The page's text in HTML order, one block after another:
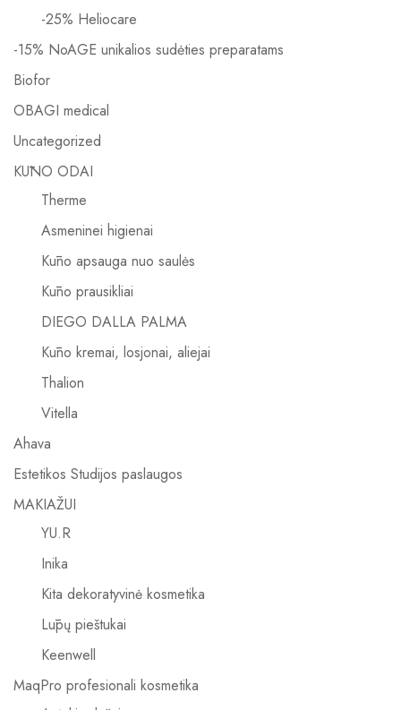
-25% Heliocare
-15% NoAGE unikalios sudėties preparatams
Biofor
OBAGI medical
Uncategorized
KŪNO ODAI
Therme
Asmeninei higienai
Kūno apsauga nuo saulės
Kūno prausikliai
DIEGO DALLA PALMA
Kūno kremai, losjonai, aliejai
Thalion
Vitella
Ahava
Estetikos Studijos paslaugos
MAKIAŽUI
YU.R
Inika
Kita dekoratyvinė kosmetika
Lūpų pieštukai
Keenwell
MaqPro profesionali kosmetika